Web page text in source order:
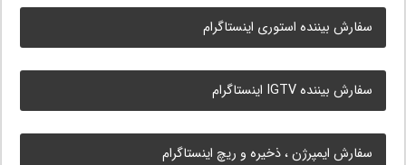
سفارش بیننده استوری اینستاگرام
سفارش بیننده IGTV اینستاگرام
سفارش ایمپرژن ، ذخیره و ریچ اینستاگرام